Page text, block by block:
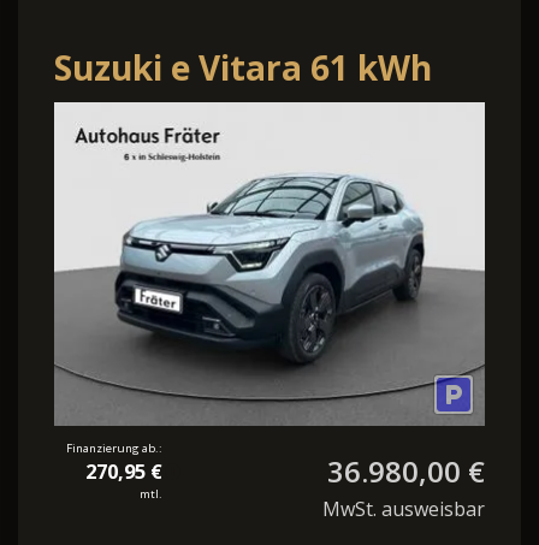
Suzuki e Vitara 61 kWh
Comfort+ Pano-Dach
Navi 360°Cam
Finanzierung ab.:
270,95 €
mtl.
36.980,00 €
MwSt. ausweisbar